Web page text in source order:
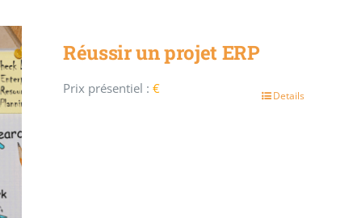
Réussir un projet ERP
Prix présentiel : € Details